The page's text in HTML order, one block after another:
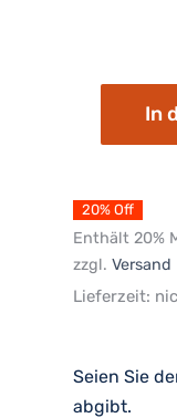
In
Enthält 20%
zzgl. Versand
Lieferzeit:
20% Off
Seien Sie
abgibt.